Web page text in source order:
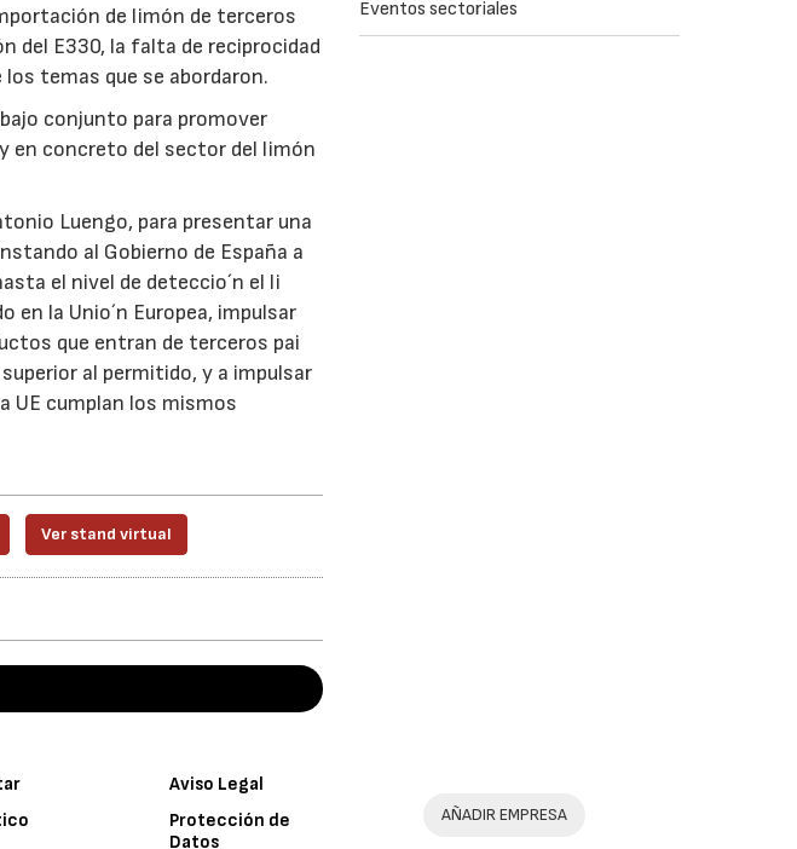
de limón de terceros
del E330, la falta de reciprocidad
temas que se abordaron.
conjunto para promover
en concreto del sector del limón
Luengo, para presentar una
al Gobierno de España a
el nivel de deteccio´n el li
en la Unio´n Europea, impulsar
que entran de terceros pai
al permitido, y a impulsar
UE cumplan los mismos
Ver stand virtual
Eventos sectoriales
Aviso Legal
Protección de
Datos
AÑADIR EMPRESA